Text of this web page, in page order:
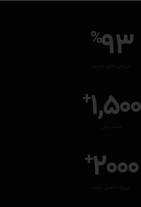
93
%
بررسی های مثبت
1,500
+
2000
+
پروژه تکمیل شده